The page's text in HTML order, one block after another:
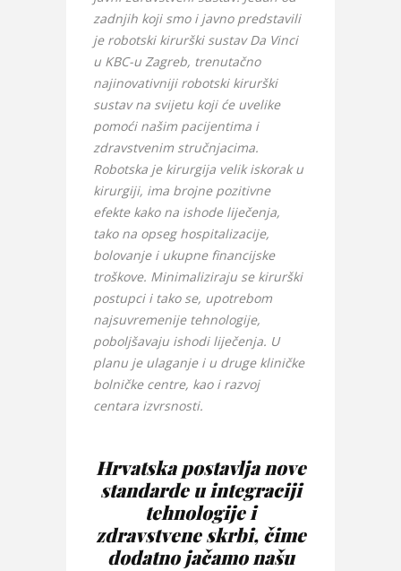
zadnjih koji smo i javno predstavili
je robotski kirurški sustav Da Vinci
u KBC-u Zagreb, trenutačno
najinovativniji robotski kirurški
sustav na svijetu koji će uvelike
pomoći našim pacijentima i
zdravstvenim stručnjacima.
Robotska je kirurgija velik iskorak u
kirurgiji, ima brojne pozitivne
efekte kako na ishode liječenja,
tako na opseg hospitalizacije,
bolovanje i ukupne financijske
troškove. Minimaliziraju se kirurški
postupci i tako se, upotrebom
najsuvremenije tehnologije,
poboljšavaju ishodi liječenja. U
planu je ulaganje i u druge kliničke
bolničke centre, kao i razvoj
centara izvrsnosti.
Hrvatska postavlja nove
standarde u integraciji
tehnologije i
zdravstvene skrbi, čime
dodatno jačamo našu